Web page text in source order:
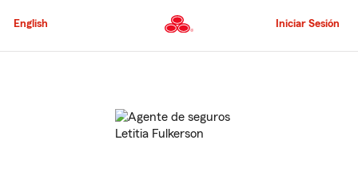
al
principal
English Iniciar Sesión